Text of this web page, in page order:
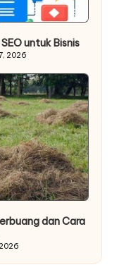
untuk Bisnis
2026
dan Cara